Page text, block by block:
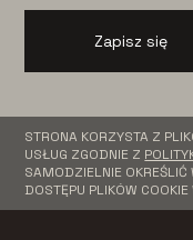
Zapisz się
STRONA KORZYSTA Z
USŁUG ZGODNIE Z
SAMODZIELNIE
DOSTĘPU PLIKÓW